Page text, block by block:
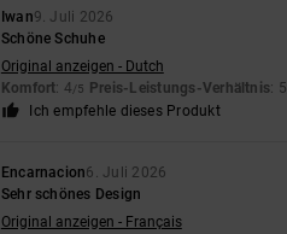
Iwan9. Juli 2026
Schöne Schuhe
Original anzeigen - Dutch
Komfort: 4/5 Preis-Leistungs-Verhältnis: 5
Ich empfehle dieses Produkt
Encarnacion6. Juli 2026
Sehr schönes Design
Original anzeigen - Français